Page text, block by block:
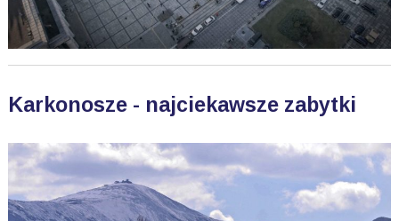
Karkonosze - najciekawsze zabytki